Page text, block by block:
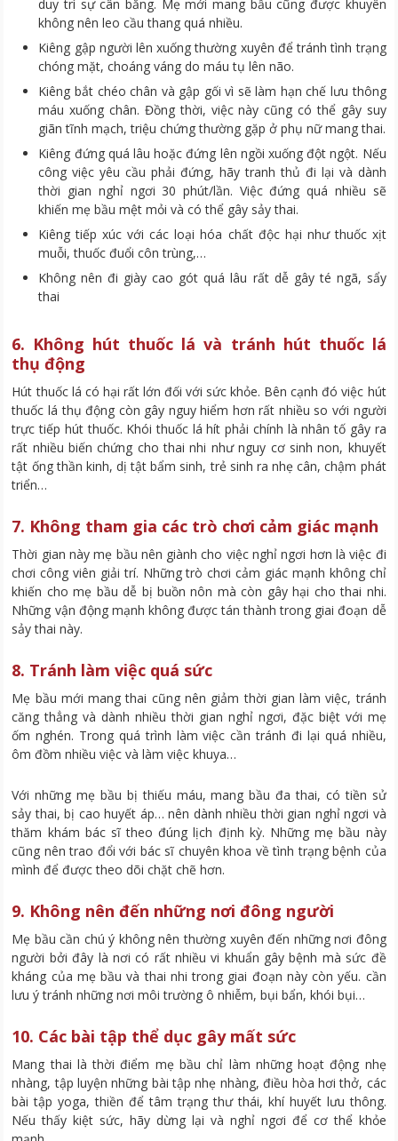
duy trì sự cân bằng. Mẹ mới mang bầu cũng được khuyên
không nên leo cầu thang quá nhiều.
Kiêng gập người lên xuống thường xuyên để tránh tình trạng
chóng mặt, choáng váng do máu tụ lên não.
Kiêng bắt chéo chân và gập gối vì sẽ làm hạn chế lưu thông
máu xuống chân. Đồng thời, việc này cũng có thể gây suy
giãn tĩnh mạch, triệu chứng thường gặp ở phụ nữ mang thai.
Kiêng đứng quá lâu hoặc đứng lên ngồi xuống đột ngột. Nếu
công việc yêu cầu phải đứng, hãy tranh thủ đi lại và dành
thời gian nghỉ ngơi 30 phút/lần. Việc đứng quá nhiều sẽ
khiến mẹ bầu mệt mỏi và có thể gây sảy thai.
Kiêng tiếp xúc với các loại hóa chất độc hại như thuốc xịt
muỗi, thuốc đuổi côn trùng,…
Không nên đi giày cao gót quá lâu rất dễ gây té ngã, sẩy
thai
6. Không hút thuốc lá và tránh hút thuốc lá
thụ động
Hút thuốc lá có hại rất lớn đối với sức khỏe. Bên cạnh đó việc hút
thuốc lá thụ động còn gây nguy hiểm hơn rất nhiều so với người
trực tiếp hút thuốc. Khói thuốc lá hít phải chính là nhân tố gây ra
rất nhiều biến chứng cho thai nhi như nguy cơ sinh non, khuyết
tật ống thần kinh, dị tật bẩm sinh, trẻ sinh ra nhẹ cân, chậm phát
triển…
7. Không tham gia các trò chơi cảm giác mạnh
Thời gian này mẹ bầu nên giành cho việc nghỉ ngơi hơn là việc đi
chơi công viên giải trí. Những trò chơi cảm giác mạnh không chỉ
khiến cho mẹ bầu dễ bị buồn nôn mà còn gây hại cho thai nhi.
Những vận động mạnh không được tán thành trong giai đoạn dễ
sảy thai này.
8. Tránh làm việc quá sức
Mẹ bầu mới mang thai cũng nên giảm thời gian làm việc, tránh
căng thẳng và dành nhiều thời gian nghỉ ngơi, đặc biệt với mẹ
ốm nghén. Trong quá trình làm việc cần tránh đi lại quá nhiều,
ôm đồm nhiều việc và làm việc khuya…
Với những mẹ bầu bị thiếu máu, mang bầu đa thai, có tiền sử
sảy thai, bị cao huyết áp… nên dành nhiều thời gian nghỉ ngơi và
thăm khám bác sĩ theo đúng lịch định kỳ. Những mẹ bầu này
cũng nên trao đổi với bác sĩ chuyên khoa về tình trạng bệnh của
mình để được theo dõi chặt chẽ hơn.
9. Không nên đến những nơi đông người
Mẹ bầu cần chú ý không nên thường xuyên đến những nơi đông
người bởi đây là nơi có rất nhiều vi khuẩn gây bệnh mà sức đề
kháng của mẹ bầu và thai nhi trong giai đoạn này còn yếu. cần
lưu ý tránh những nơi môi trường ô nhiễm, bụi bẩn, khói bụi…
10. Các bài tập thể dục gây mất sức
Mang thai là thời điểm mẹ bầu chỉ làm những hoạt động nhẹ
nhàng, tập luyện những bài tập nhẹ nhàng, điều hòa hơi thở, các
bài tập yoga, thiền để tâm trạng thư thái, khí huyết lưu thông.
Nếu thấy kiệt sức, hãy dừng lại và nghỉ ngơi để cơ thể khỏe